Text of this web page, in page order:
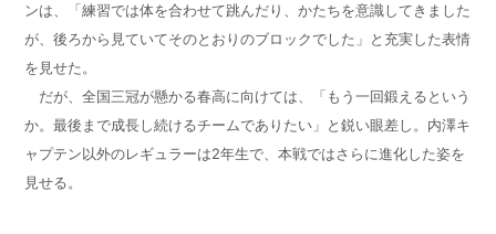
ンは、「練習では体を合わせて跳んだり、かたちを意識してきました
が、後ろから見ていてそのとおりのブロックでした」と充実した表情
を見せた。
だが、全国三冠が懸かる春高に向けては、「もう一回鍛えるという
か。最後まで成長し続けるチームでありたい」と鋭い眼差し。内澤キ
ャプテン以外のレギュラーは2年生で、本戦ではさらに進化した姿を
見せる。